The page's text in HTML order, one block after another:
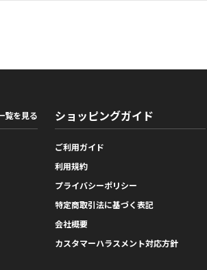
覧を見る ショッピングガイド
ご利用ガイド
利用規約
プライバシーポリシー
特定商取引法に基づく表記
会社概要
カスタマーハラスメント対応方針